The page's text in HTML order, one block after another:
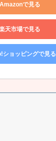
Amazonで見る
天市場で見る
ショッピングで見る